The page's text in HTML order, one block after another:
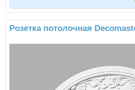
Розетка потолочная